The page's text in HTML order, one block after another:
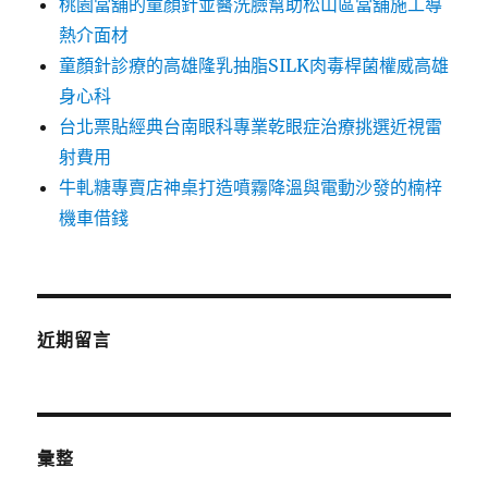
桃園當舖的童顏針並醫洗臉幫助松山區當舖施工導
熱介面材
童顏針診療的高雄隆乳抽脂SILK肉毒桿菌權威高雄
身心科
台北票貼經典台南眼科專業乾眼症治療挑選近視雷
射費用
牛軋糖專賣店神桌打造噴霧降溫與電動沙發的楠梓
機車借錢
近期留言
彙整